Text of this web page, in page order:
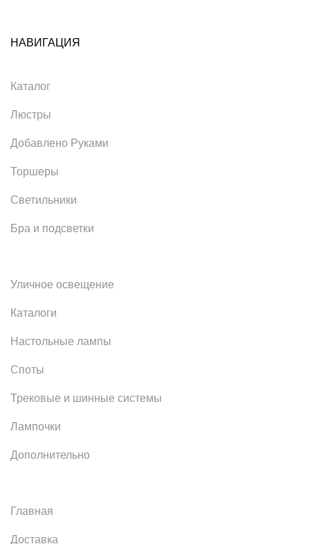
НАВИГАЦИЯ
Каталог
Люстры
Добавлено Руками
Торшеры
Светильники
Бра и подсветки
Уличное освещение
Каталоги
Настольные лампы
Споты
Трековые и шинные системы
Лампочки
Дополнительно
Главная
Доставка